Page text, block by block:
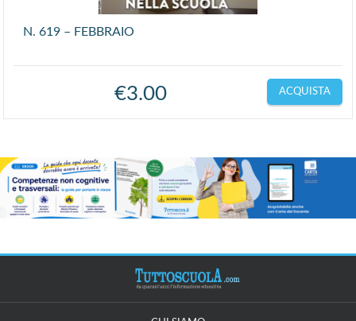
N. 619 – FEBBRAIO
€3.00 ACQUISTA